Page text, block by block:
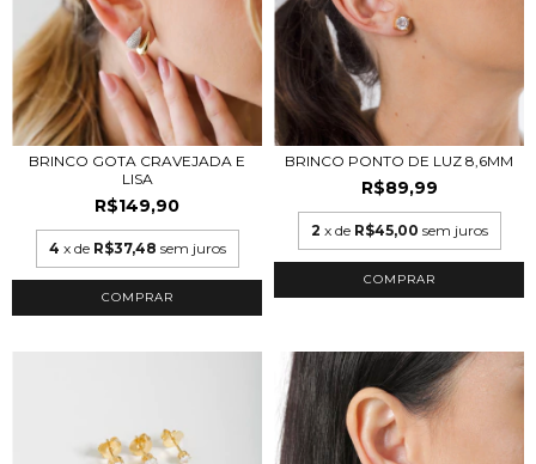
BRINCO GOTA CRAVEJADA E
LISA
R$149,90
4 x de R$37,48 sem juros
COMPRAR
BRINCO PONTO DE LUZ 8,6MM
R$89,99
2 x de R$45,00 sem juros
COMPRAR